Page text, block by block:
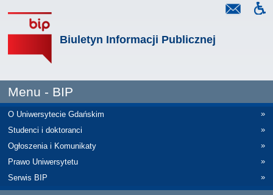
Biuletyn Informacji Publicznej
Menu - BIP
O Uniwersytecie Gdańskim
»
Studenci i doktoranci
»
Ogłoszenia i Komunikaty
»
Prawo Uniwersytetu
»
Serwis BIP
»